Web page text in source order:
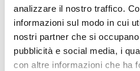
analizzare il nostro traffico.
informazioni sul modo in cui
nostri partner che si
pubblicità e social media, i
con altre informazioni che ha
Attività